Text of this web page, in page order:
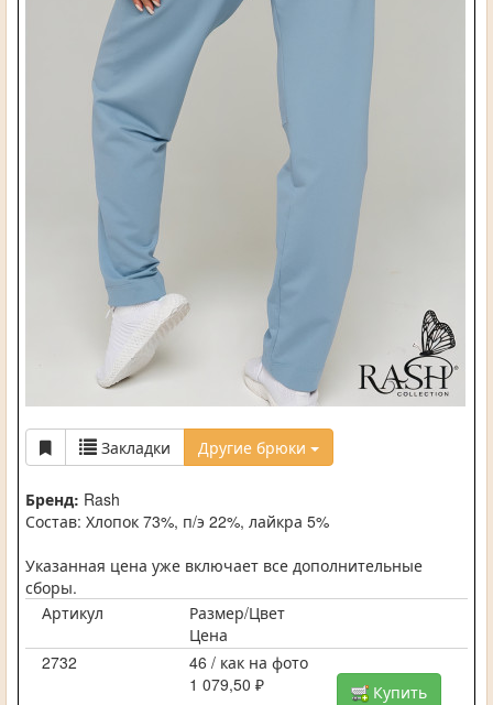
Закладки Другие брюки
Бренд: Rash
Состав: Хлопок 73%, п/э 22%, лайкра 5%
Указанная цена уже включает все дополнительные
сборы.
Артикул
Размер/Цвет
Цена
2732
46 / как на фото
1 079,50 ₽
Купить